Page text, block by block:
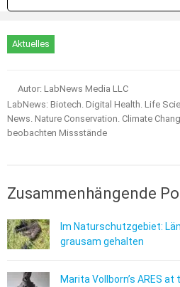
Aktuelles
Autor: LabNews Media LLC
LabNews: Biotech. Digital Health. Life
News. Nature Conservation. Climate
beobachten Missstände
Zusammenhängende
Im Naturschutzgebiet:
grausam gehalten
Marita Vollborn’s ARES